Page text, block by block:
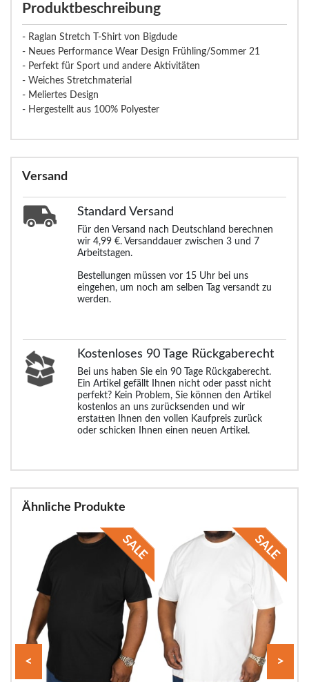
Produktbeschreibung
- Raglan Stretch T-Shirt von Bigdude
- Neues Performance Wear Design Frühling/Sommer 21
- Perfekt für Sport und andere Aktivitäten
- Weiches Stretchmaterial
- Meliertes Design
- Hergestellt aus 100% Polyester
Versand
Standard Versand
Für den Versand nach Deutschland berechnen
wir 4,99 €. Versanddauer zwischen 3 und 7
Arbeitstagen.
Bestellungen müssen vor 15 Uhr bei uns
eingehen, um noch am selben Tag versandt zu
werden.
Kostenloses 90 Tage Rückgaberecht
Bei uns haben Sie ein 90 Tage Rückgaberecht.
Ein Artikel gefällt Ihnen nicht oder passt nicht
perfekt? Kein Problem, Sie können den Artikel
kostenlos an uns zurücksenden und wir
erstatten Ihnen den vollen Kaufpreis zurück
oder schicken Ihnen einen neuen Artikel.
Ähnliche Produkte
< >